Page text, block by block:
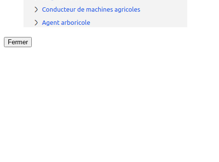
Fermer